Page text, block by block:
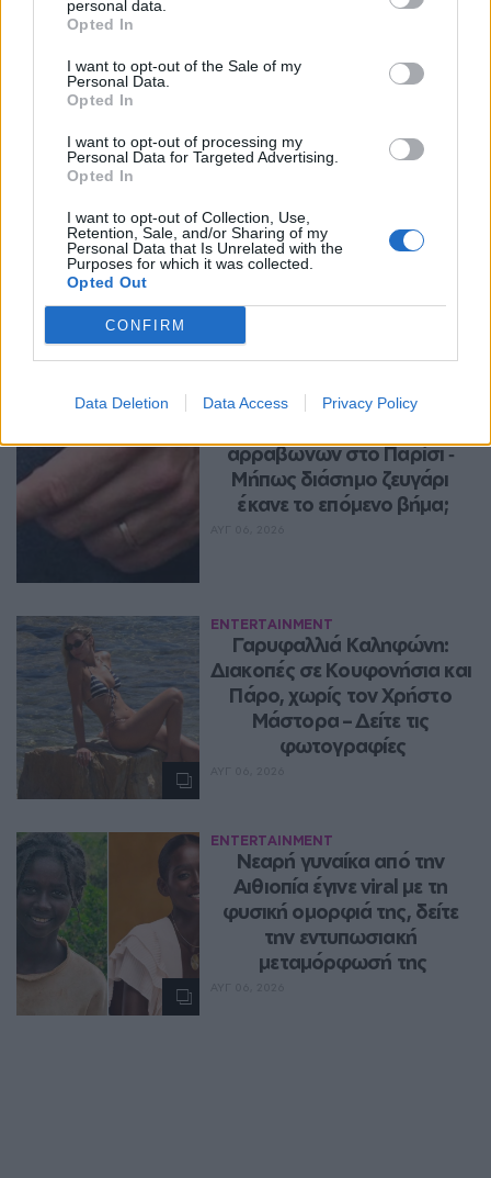
personal data.
Opted In
I want to opt-out of the Sale of my
Personal Data.
Opted In
I want to opt-out of processing my
Personal Data for Targeted Advertising.
Opted In
I want to opt-out of Collection, Use,
Retention, Sale, and/or Sharing of my
Personal Data that Is Unrelated with the
Purposes for which it was collected.
Opted Out
CONFIRM
Data Deletion Data Access Privacy Policy
ΑΥΓ 06, 2026
Βλαδίμηρος Κυριακίδης: «Ο
Θεός είναι δημιούργημα του
ανθρώπου ‑ δεν πιστεύω σε
ΑΥΓ 06, 2026
ENTERTAINMENT
αρραβώνων στο Παρίσι ‑
Μήπως διάσημο ζευγάρι
έκανε το επόμενο βήμα;
ENTERTAINMENT
Γαρυφαλλιά Καληφώνη:
Διακοπές σε Κουφονήσια και
Πάρο, χωρίς τον Χρήστο
Μάστορα – Δείτε τις
φωτογραφίες
ENTERTAINMENT
Νεαρή γυναίκα από την
Αιθιοπία έγινε viral με τη
φυσική ομορφιά της, δείτε
την εντυπωσιακή
μεταμόρφωσή της